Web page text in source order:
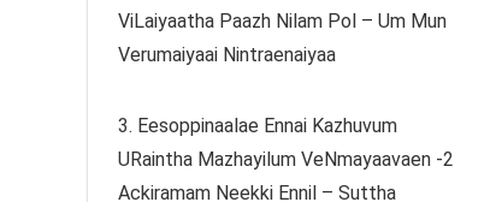
ViLaiyaatha Paazh Nilam Pol – Um Mun
Verumaiyaai Nintraenaiyaa
3. Eesoppinaalae Ennai Kazhuvum
URaintha Mazhayilum VeNmayaavaen -2
Ackiramam Neekki Ennil – Suttha